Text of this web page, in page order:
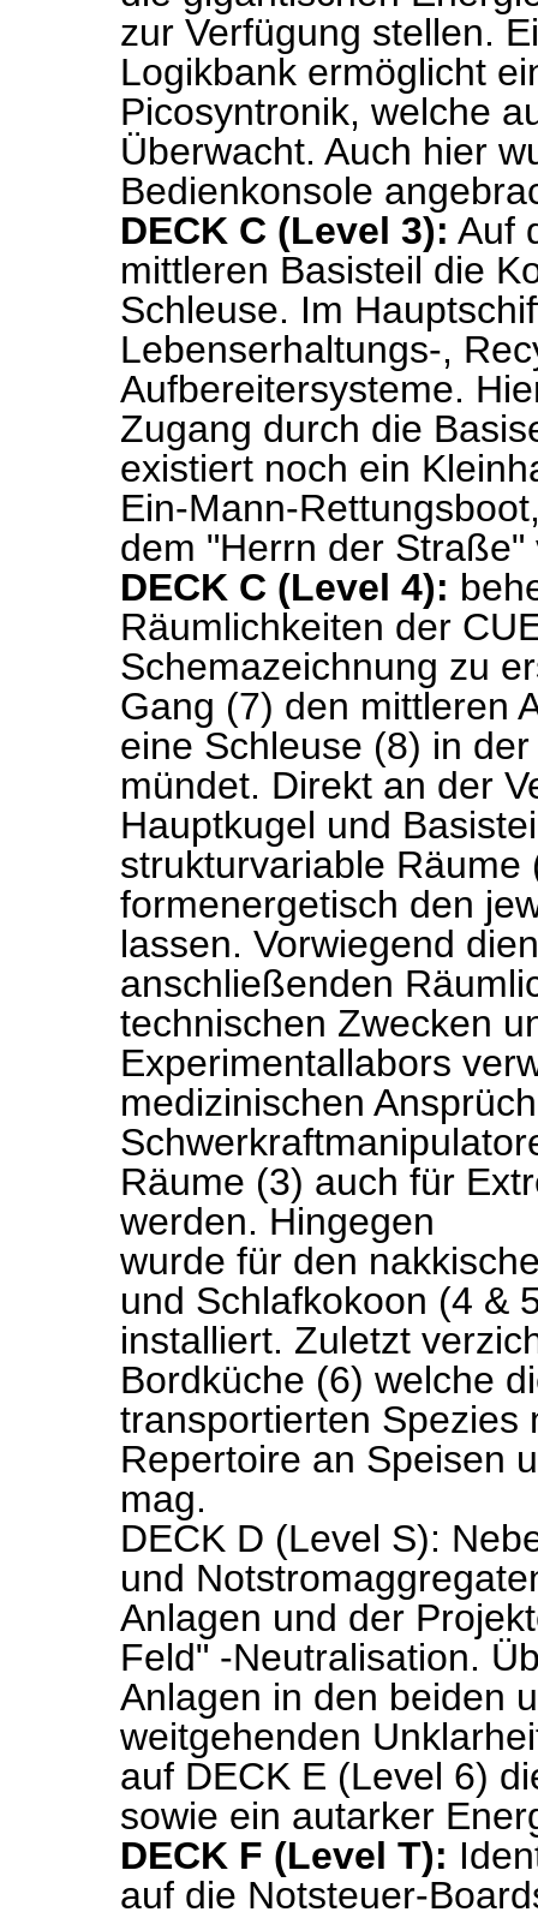
zur Verfügung stellen.
Logikbank ermöglicht
Picosyntronik, welche
Überwacht. Auch hier
Bedienkonsole
DECK C (Level 3): Auf
mittleren Basisteil die
Schleuse. Im
Lebenserhaltungs-,
Aufbereitersysteme.
Zugang durch die
existiert noch ein
Ein-Mann-
dem "Herrn der
DECK C (Level 4):
Räumlichkeiten der
Schemazeichnung zu
Gang (7) den mittleren
eine Schleuse (8) in
mündet. Direkt an der
Hauptkugel und
strukturvariable Räume
formenergetisch den
lassen. Vorwiegend
anschließenden
technischen Zwecken
Experimentallabors
medizinischen
Räume (3) auch für
werden. Hingegen
wurde für den
und Schlafkokoon (4 &
installiert. Zuletzt
Bordküche (6) welche
transportierten Spezies
Repertoire an Speisen
mag.
DECK D (Level S):
und
Anlagen und der
Feld" -Neutralisation.
Anlagen in den beiden
weitgehenden
auf DECK E (Level 6)
sowie ein autarker
DECK F (Level T):
auf die Notsteuer-